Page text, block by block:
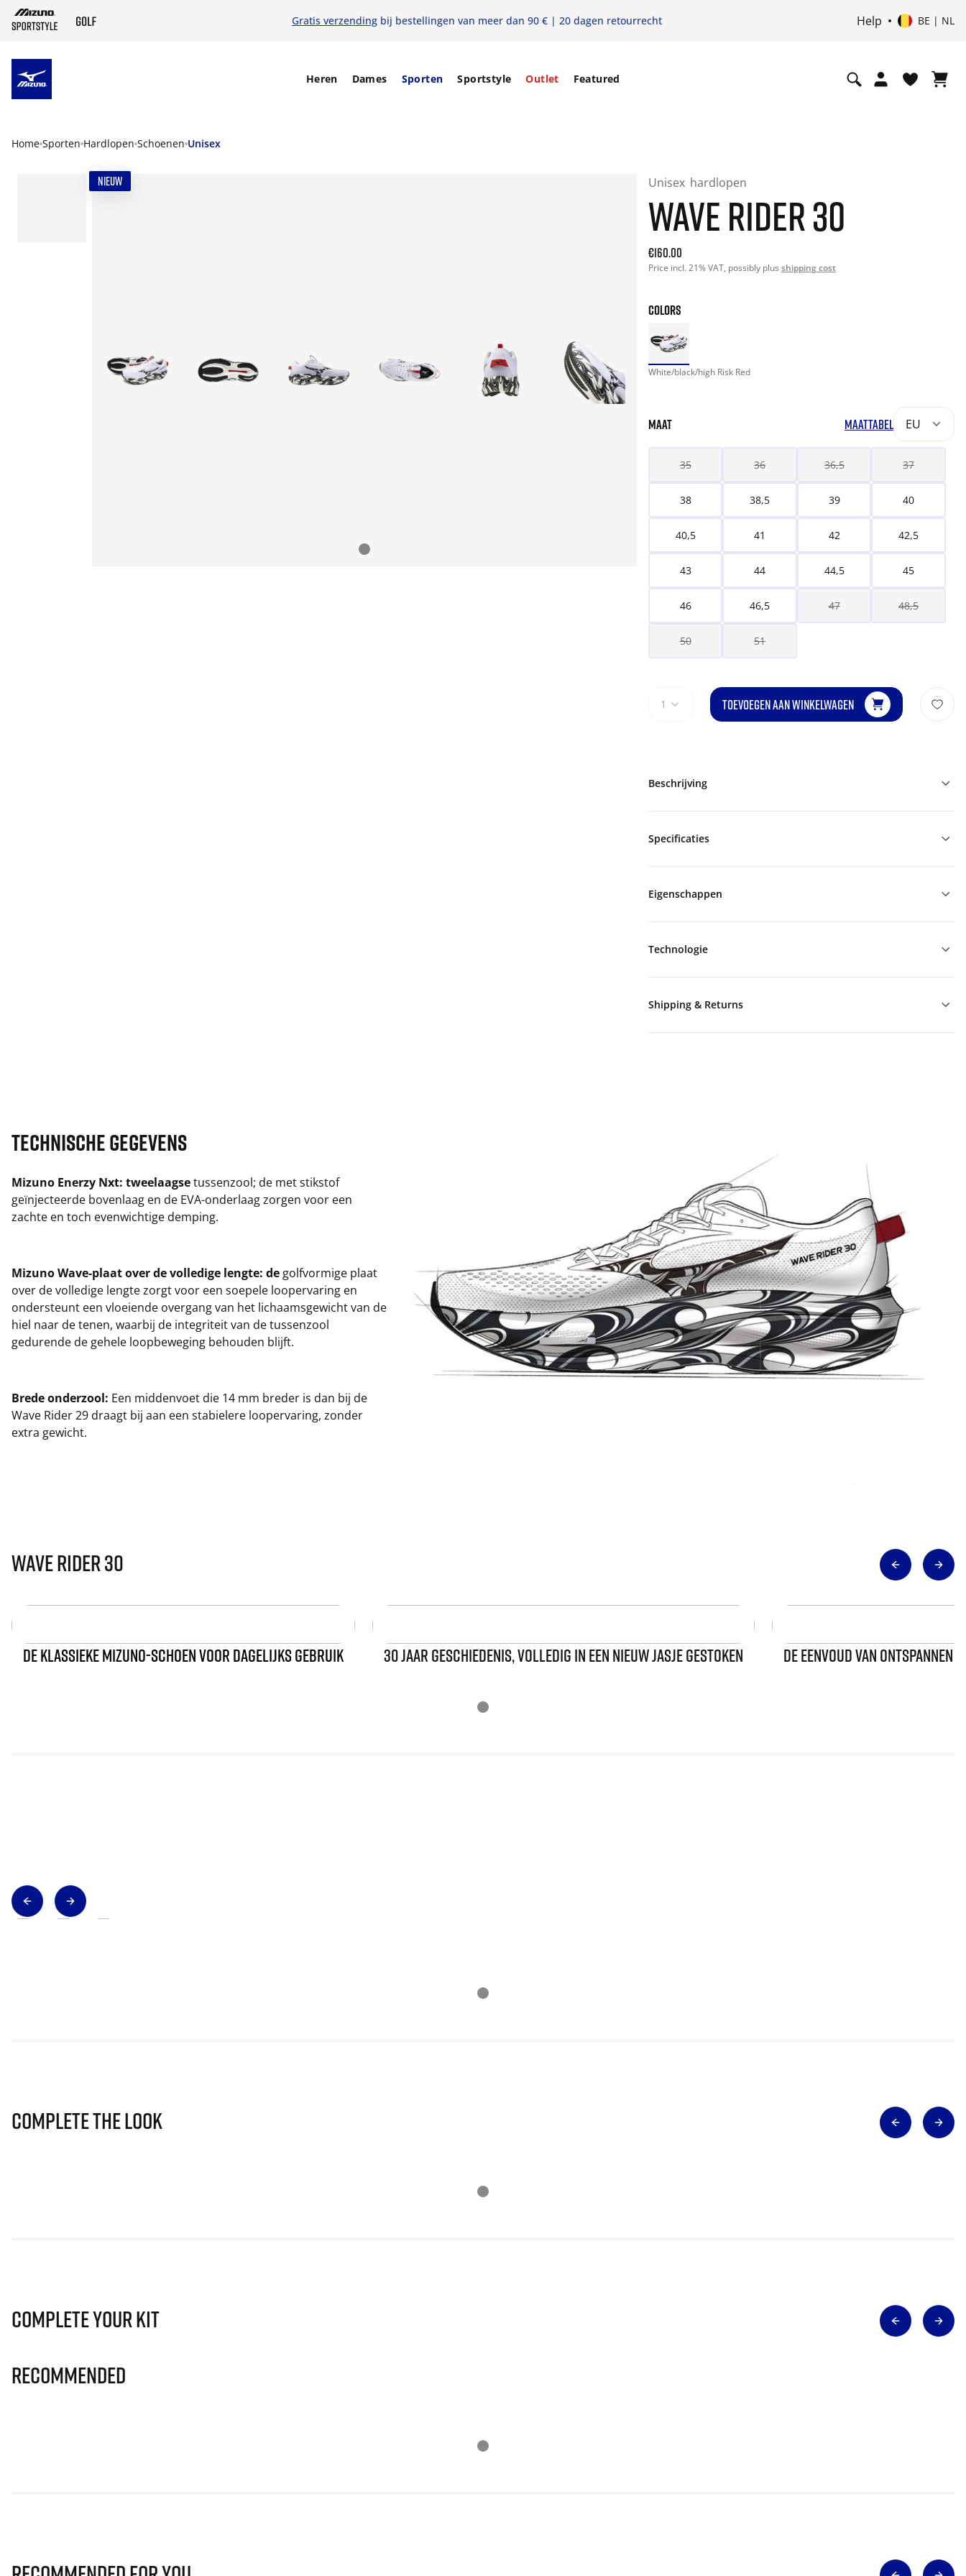
Gratis verzending bij bestellingen van meer dan 90 € | 20 dagen retourrecht Help BE | NL
Heren Dames Sporten Sportstyle Outlet Featured
Home Sporten Hardlopen Schoenen Unisex
NIEUW Unisex hardlopen
WAVE RIDER 30
Current price: 160.00. Price incl. 21% VAT and possibly
€160.00
Price incl. 21% VAT, possibly plus shipping cost
COLORS
White/black/high Risk Red
MAAT MAATTABEL EU
35 36 36,5 37
38 38,5 39 40
40,5 41 42 42,5
43 44 44,5 45
46 46,5 47 48,5
50 51
1 TOEVOEGEN AAN WINKELWAGEN
Beschrijving
Specificaties
Eigenschappen
Technologie
Shipping & Returns
Technische gegevens
Mizuno Enerzy Nxt: tweelaagsetussenzool; de met stikstof
geïnjecteerde bovenlaag en de EVA-onderlaag zorgen voor een
zachte en toch evenwichtige demping.
Mizuno Wave-plaat over de volledige lengte: de golfvormige plaat
over de volledige lengte zorgt voor een soepele loopervaring en
ondersteunt een vloeiende overgang van het lichaamsgewicht van de
hiel naar de tenen, waarbij de integriteit van de tussenzool
gedurende de gehele loopbeweging behouden blijft.
Brede onderzool: Een middenvoet die 14 mm breder is dan bij de
Wave Rider 29 draagt bij aan een stabielere loopervaring, zonder
extra gewicht.
Wave Rider 30
DE KLASSIEKE MIZUNO-SCHOEN VOOR DAGELIJKS GEBRUIK 30 JAAR GESCHIEDENIS, VOLLEDIG IN EEN NIEUW JASJE GESTOKEN DE EENVOUD VAN ONTSPANNEN
Complete The Look
Complete Your Kit
Recommended